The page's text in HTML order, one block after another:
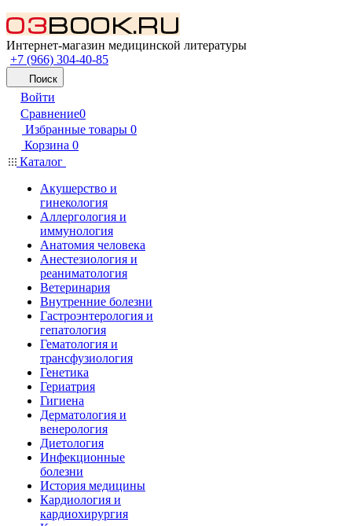
Интернет-магазин медицинской литературы
+7 (966) 304-40-85
Поиск
Войти
Сравнение0
Избранные товары 0
Корзина 0
Каталог
Акушерство и
гинекология
Аллергология и
иммунология
Анатомия человека
Анестезиология и
реаниматология
Ветеринария
Внутренние болезни
Гастроэнтерология и
гепатология
Гематология и
трансфузиология
Генетика
Гериатрия
Гигиена
Дерматология и
венерология
Диетология
Инфекционные
болезни
История медицины
Кардиология и
кардиохирургия